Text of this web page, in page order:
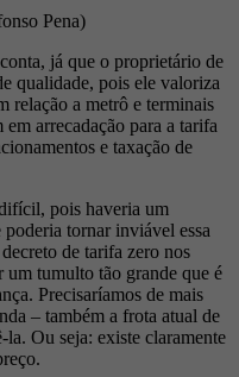
Pena)
já que o proprietário de
qualidade, pois ele valoriza
relação a metrô e terminais
arrecadação para a tarifa
e taxação de
pois haveria um
tornar inviável essa
de tarifa zero nos
um tumulto tão grande que é
Precisaríamos de mais
– também a frota atual de
Ou seja: existe claramente